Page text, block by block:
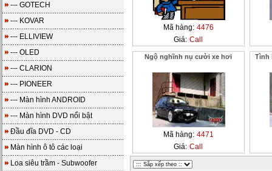
--- GOTECH
--- KOVAR
--- ELLIVIEW
--- OLED
--- CLARION
--- PIONEER
--- Màn hình ANDROID
--- Màn hình DVD nổi bật
Đầu đĩa DVD - CD
Màn hình ô tô các loại
Loa siêu trầm - Subwoofer
Mã hàng: 4476
Giá: Call
Ngộ nghĩnh nụ cười xe hơi
Mã hàng: 4471
Giá: Call
Tình